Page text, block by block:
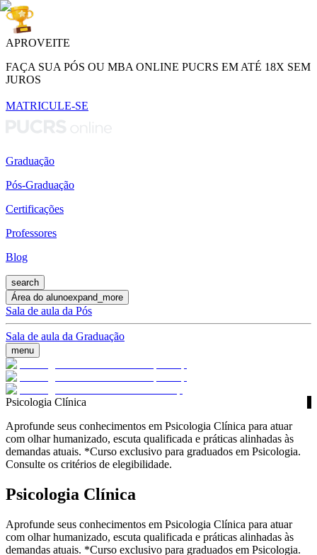
APROVEITE
FAÇA SUA PÓS OU MBA ONLINE PUCRS EM ATÉ 18X SEM
JUROS
MATRICULE-SE
Graduação
Pós-Graduação
Certificações
Professores
Blog
search
Área do alunoexpand_more
Sala de aula da Pós
Sala de aula da Graduação
menu
Psicologia Clínica
Aprofunde seus conhecimentos em Psicologia Clínica para atuar
com olhar humanizado, escuta qualificada e práticas alinhadas às
demandas atuais. *Curso exclusivo para graduados em Psicologia.
Consulte os critérios de elegibilidade.
Psicologia Clínica
Aprofunde seus conhecimentos em Psicologia Clínica para atuar
com olhar humanizado, escuta qualificada e práticas alinhadas às
demandas atuais. *Curso exclusivo para graduados em Psicologia.